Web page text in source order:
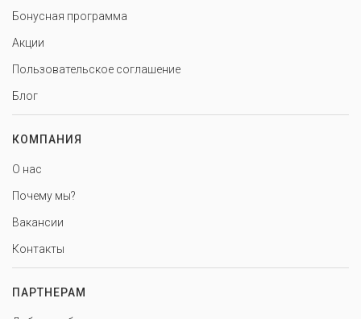
Бонусная программа
Акции
Пользовательское соглашение
Блог
КОМПАНИЯ
О нас
Почему мы?
Вакансии
Контакты
ПАРТНЕРАМ